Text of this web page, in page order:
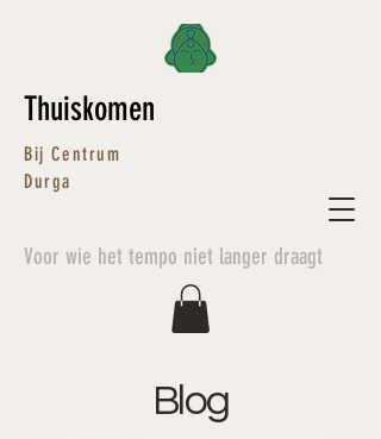
Bij Centrum
Durga
Thuiskomen
Voor wie het tempo niet langer draagt
Blog